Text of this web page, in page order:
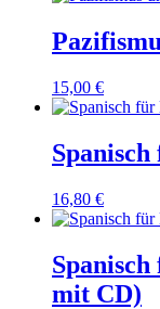
15,00 €
Spanisch
16,80 €
mit CD)